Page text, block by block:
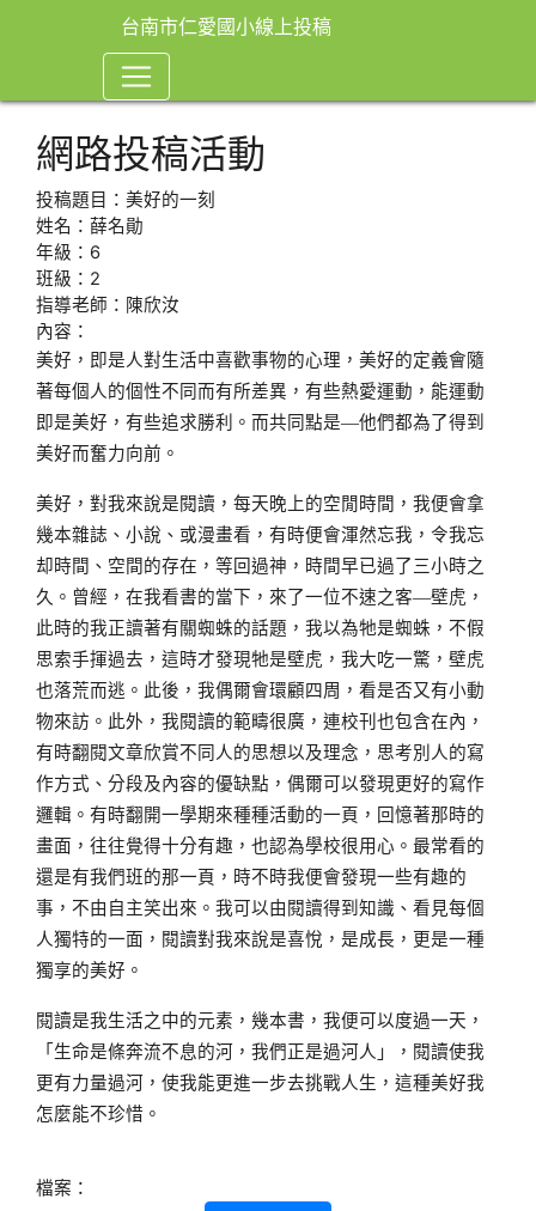
台南市仁愛國小線上投稿
網路投稿活動
投稿題目：美好的一刻
姓名：薛名勛
年級：6
班級：2
指導老師：陳欣汝
內容：
美好，即是人對生活中喜歡事物的心理，美好的定義會隨
著每個人的個性不同而有所差異，有些熱愛運動，能運動
即是美好，有些追求勝利。而共同點是—他們都為了得到
美好而奮力向前。
美好，對我來說是閱讀，每天晚上的空閒時間，我便會拿
幾本雜誌、小說、或漫畫看，有時便會渾然忘我，令我忘
却時間、空間的存在，等回過神，時間早已過了三小時之
久。曾經，在我看書的當下，來了一位不速之客—壁虎，
此時的我正讀著有關蜘蛛的話題，我以為牠是蜘蛛，不假
思索手揮過去，這時才發現牠是壁虎，我大吃一驚，壁虎
也落荒而逃。此後，我偶爾會環顧四周，看是否又有小動
物來訪。此外，我閱讀的範疇很廣，連校刊也包含在內，
有時翻閱文章欣賞不同人的思想以及理念，思考別人的寫
作方式、分段及內容的優缺點，偶爾可以發現更好的寫作
邏輯。有時翻開一學期來種種活動的一頁，回憶著那時的
畫面，往往覺得十分有趣，也認為學校很用心。最常看的
還是有我們班的那一頁，時不時我便會發現一些有趣的
事，不由自主笑出來。我可以由閱讀得到知識、看見每個
人獨特的一面，閱讀對我來說是喜悅，是成長，更是一種
獨享的美好。
閱讀是我生活之中的元素，幾本書，我便可以度過一天，
「生命是條奔流不息的河，我們正是過河人」，閱讀使我
更有力量過河，使我能更進一步去挑戰人生，這種美好我
怎麼能不珍惜。
檔案：